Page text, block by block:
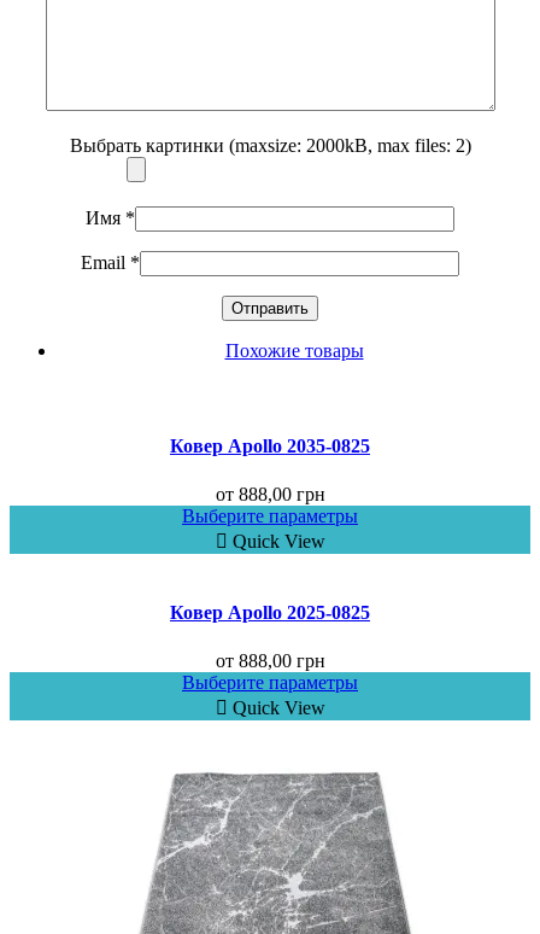
Выбрать картинки (maxsize: 2000kB, max files: 2)
Имя *
Email *
Похожие товары
Ковер Аpollo 2035-0825
от 888,00 грн
Выберите параметры
Quick View
Ковер Аpollo 2025-0825
от 888,00 грн
Выберите параметры
Quick View